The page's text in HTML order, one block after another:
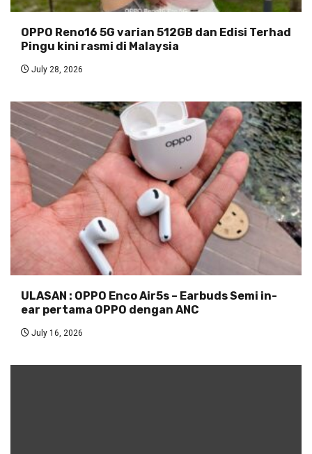
OPPO Reno16 5G varian 512GB dan Edisi Terhad
Pingu kini rasmi di Malaysia
July 28, 2026
ULASAN : OPPO Enco Air5s – Earbuds Semi in-
ear pertama OPPO dengan ANC
July 16, 2026